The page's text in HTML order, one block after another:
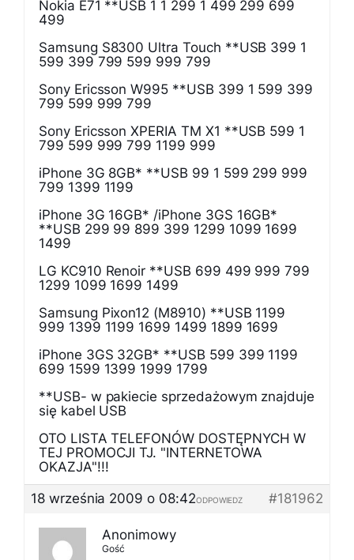
Nokia E71 **USB 1 1 299 1 499 299 699
499
Samsung S8300 Ultra Touch **USB 399 1
599 399 799 599 999 799
Sony Ericsson W995 **USB 399 1 599 399
799 599 999 799
Sony Ericsson XPERIA TM X1 **USB 599 1
799 599 999 799 1199 999
iPhone 3G 8GB* **USB 99 1 599 299 999
799 1399 1199
iPhone 3G 16GB* /iPhone 3GS 16GB*
**USB 299 99 899 399 1299 1099 1699
1499
LG KC910 Renoir **USB 699 499 999 799
1299 1099 1699 1499
Samsung Pixon12 (M8910) **USB 1199
999 1399 1199 1699 1499 1899 1699
iPhone 3GS 32GB* **USB 599 399 1199
699 1599 1399 1999 1799
**USB- w pakiecie sprzedażowym znajduje
się kabel USB
OTO LISTA TELEFONÓW DOSTĘPNYCH W
TEJ PROMOCJI TJ. "INTERNETOWA
OKAZJA"!!!
18 września 2009 o 08:42
#181962
ODPOWIEDZ
Anonimowy
Gość